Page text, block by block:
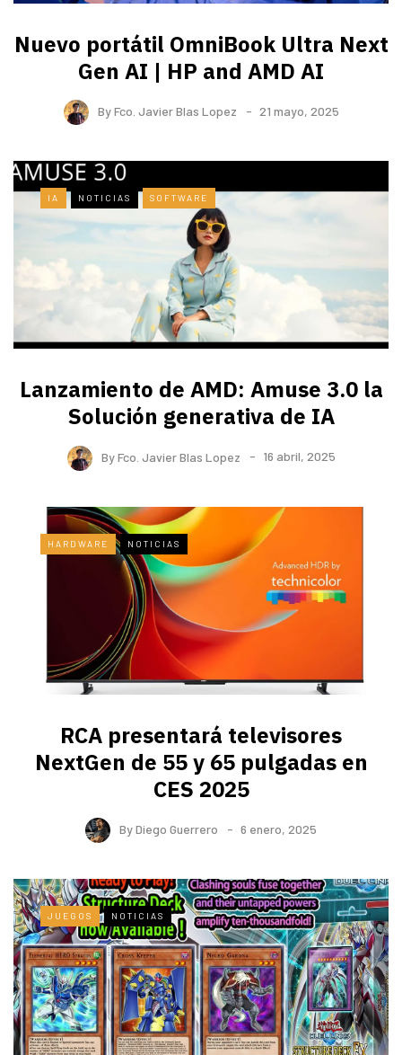
Nuevo portátil OmniBook Ultra ​Next
Gen AI | HP and AMD AI
ByFco. Javier Blas Lopez 21 mayo, 2025
IA NOTICIAS SOFTWARE
Lanzamiento de AMD: Amuse 3.0 la
Solución generativa de IA
ByFco. Javier Blas Lopez 16 abril, 2025
HARDWARE NOTICIAS
RCA presentará televisores
NextGen de 55 y 65 pulgadas en
CES 2025
ByDiego Guerrero 6 enero, 2025
JUEGOS NOTICIAS